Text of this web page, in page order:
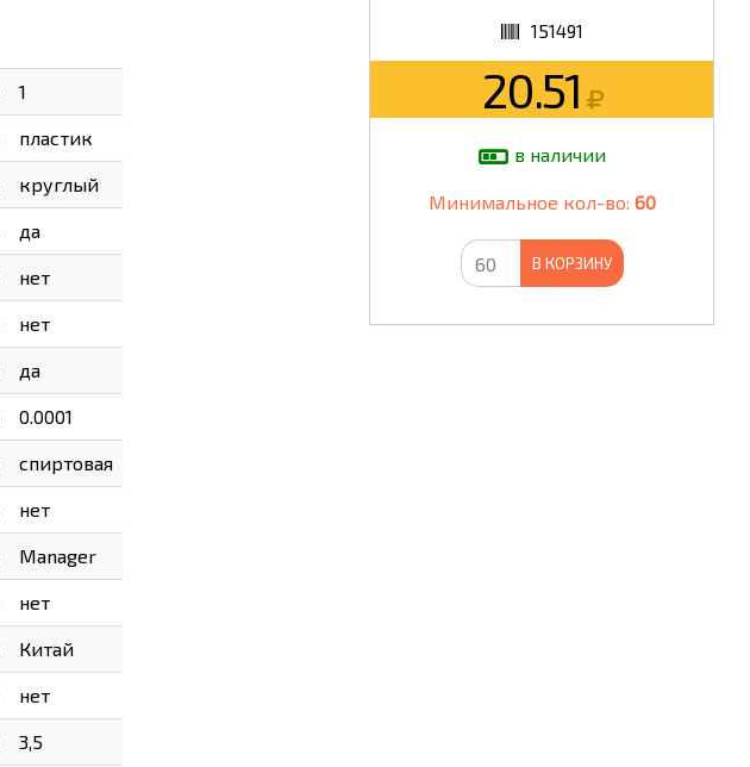
151491
20.51
в наличии
Минимальное кол-во: 60
В КОРЗИНУ
1
пластик
круглый
да
нет
нет
да
0.0001
спиртовая
нет
Manager
нет
Китай
нет
3,5